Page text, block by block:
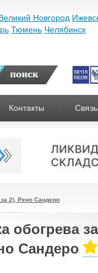
Новгород
Тюмень Челябинск
Контакты Связь
2), Рено Сандеро
обогрева
Сандеро